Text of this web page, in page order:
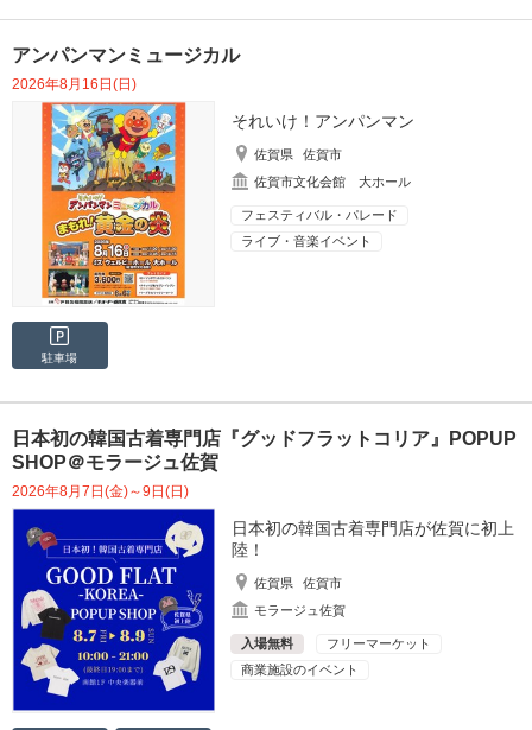
アンパンマンミュージカル
2026年8月16日(日)
それいけ！アンパンマン
佐賀県
佐賀市
佐賀市文化会館 大ホール
フェスティバル・パレード
ライブ・音楽イベント
駐車場
日本初の韓国古着専門店『グッドフラットコリア』POPUP
SHOP＠モラージュ佐賀
2026年8月7日(金)～9日(日)
日本初の韓国古着専門店が佐賀に初上
陸！
佐賀県
佐賀市
モラージュ佐賀
入場無料
フリーマーケット
商業施設のイベント